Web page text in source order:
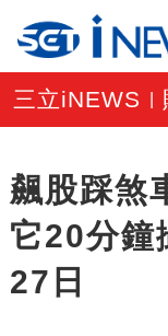
三立iNEWS
飆股踩煞
它20分
27日